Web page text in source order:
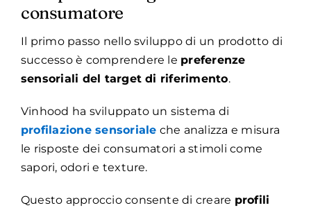
consumatore
Il primo passo nello sviluppo di un prodotto di
successo è comprendere le preferenze
sensoriali del target di riferimento.
Vinhood ha sviluppato un sistema di
profilazione sensoriale che analizza e misura
le risposte dei consumatori a stimoli come
sapori, odori e texture.
Questo approccio consente di creare profili